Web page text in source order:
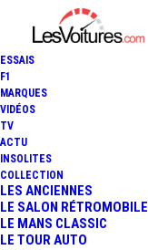
ESSAIS
F1
MARQUES
VIDÉOS
TV
ACTU
INSOLITES
COLLECTION
LES ANCIENNES
LE SALON RÉTROMOBILE
LE MANS CLASSIC
LE TOUR AUTO